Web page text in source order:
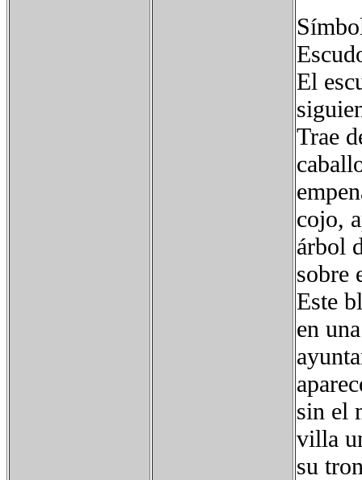
El
Trae
cojo,
árbol
sobre
Este
en
sin el
villa
su